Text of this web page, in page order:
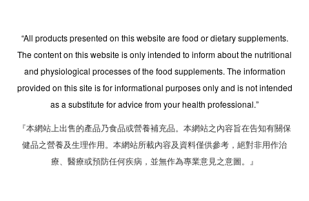
“All products presented on this website are food or dietary supplements.
The content on this website is only intended to inform about the nutritional
and physiological processes of the food supplements. The information
provided on this site is for informational purposes only and is not intended
as a substitute for advice from your health professional.”
『本網站上出售的產品乃食品或營養補充品。本網站之內容旨在告知有關保
健品之營養及生理作用。本網站所載內容及資料僅供參考，絕對非用作治
療、醫療或預防任何疾病，並無作為專業意見之意圖。』